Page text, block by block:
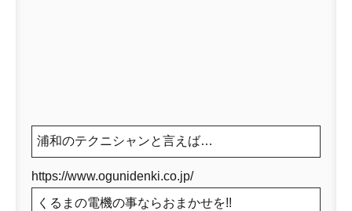
浦和のテクニシャンと言えば…
https://www.ogunidenki.co.jp/
くるまの電機の事ならおまかせを!!